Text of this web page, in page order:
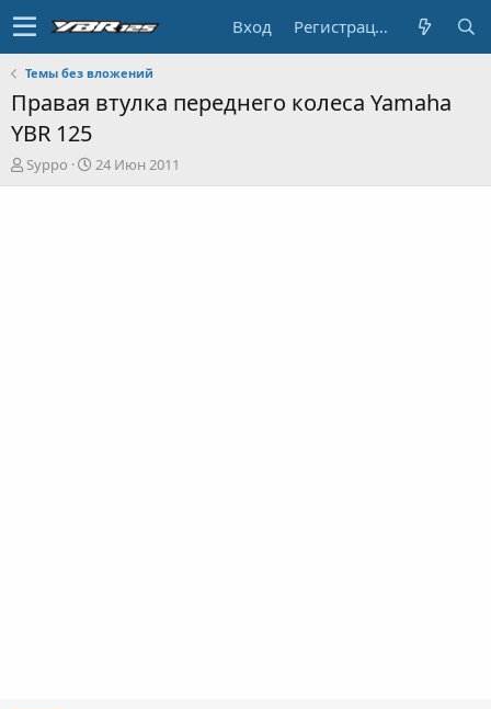
Вход Регистрация
Темы без вложений
Правая втулка переднего колеса Yamaha
YBR 125
А
в
Syppo
Д
а
24 Июн 2011